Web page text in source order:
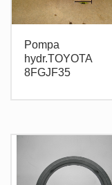
Pompa
hydr.TOYOTA
8FGJF35